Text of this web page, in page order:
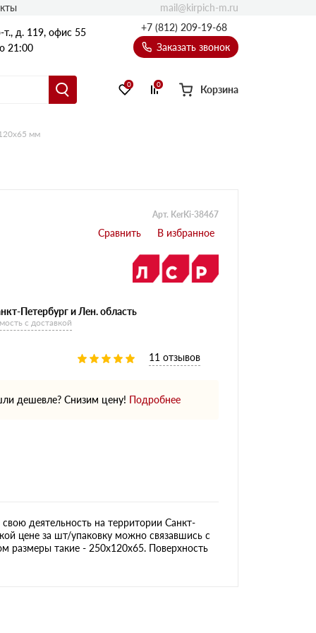
т., д. 119, офис 55
21:00
+7 (812) 209-19-68
Заказать звонок
0 0 Корзина
mail@kirpich-m.ru
мм
Арт. KerKi-38467
Петербург и Лен. область
с доставкой
11 отзывов
дешевле? Снизим цену! Подробнее
деятельность на территории Санкт-
цене за шт/упаковку можно связавшись с
размеры такие - 250х120х65. Поверхность